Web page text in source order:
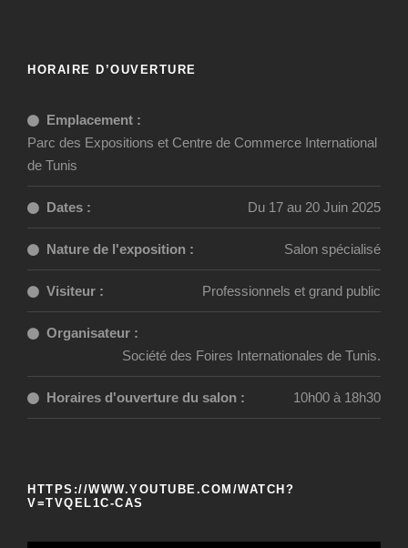
HORAIRE D’OUVERTURE
Emplacement :
Parc des Expositions et Centre de Commerce International
de Tunis
Dates : Du 17 au 20 Juin 2025
Nature de l'exposition : Salon spécialisé
Visiteur : Professionnels et grand public
Organisateur :
Société des Foires Internationales de Tunis.
Horaires d'ouverture du salon : 10h00 à 18h30
HTTPS://WWW.YOUTUBE.COM/WATCH?
V=TVQEL1C-CAS